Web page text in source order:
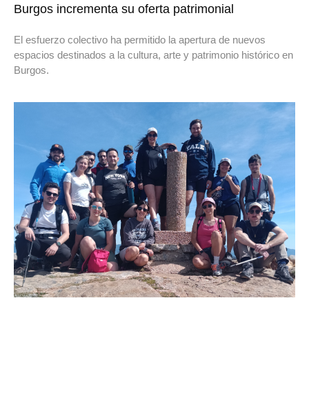
Burgos incrementa su oferta patrimonial
El esfuerzo colectivo ha permitido la apertura de nuevos
espacios destinados a la cultura, arte y patrimonio histórico en
Burgos.